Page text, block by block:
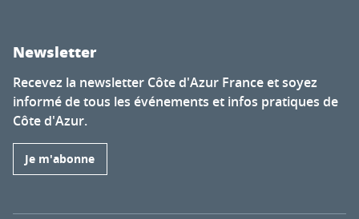
Newsletter
Recevez la newsletter Côte d'Azur France et soyez
informé de tous les événements et infos pratiques de
Côte d'Azur.
Je m'abonne